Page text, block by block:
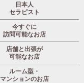
日本人
セラピスト
今すぐに
訪問可能なお店
店舗と出張が
可能なお店
ルーム型・
マンションのお店